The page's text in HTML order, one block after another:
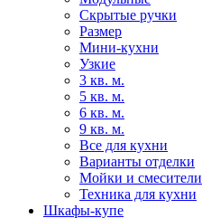
Скрытые ручки
Размер
Мини-кухни
Узкие
3 кв. м.
5 кв. м.
6 кв. м.
9 кв. м.
Все для кухни
Варианты отделки
Мойки и смесители
Техника для кухни
Шкафы-купе